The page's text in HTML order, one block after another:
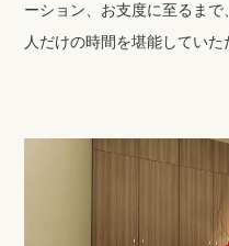
ーション、お支度に至るま
人だけの時間を堪能していた